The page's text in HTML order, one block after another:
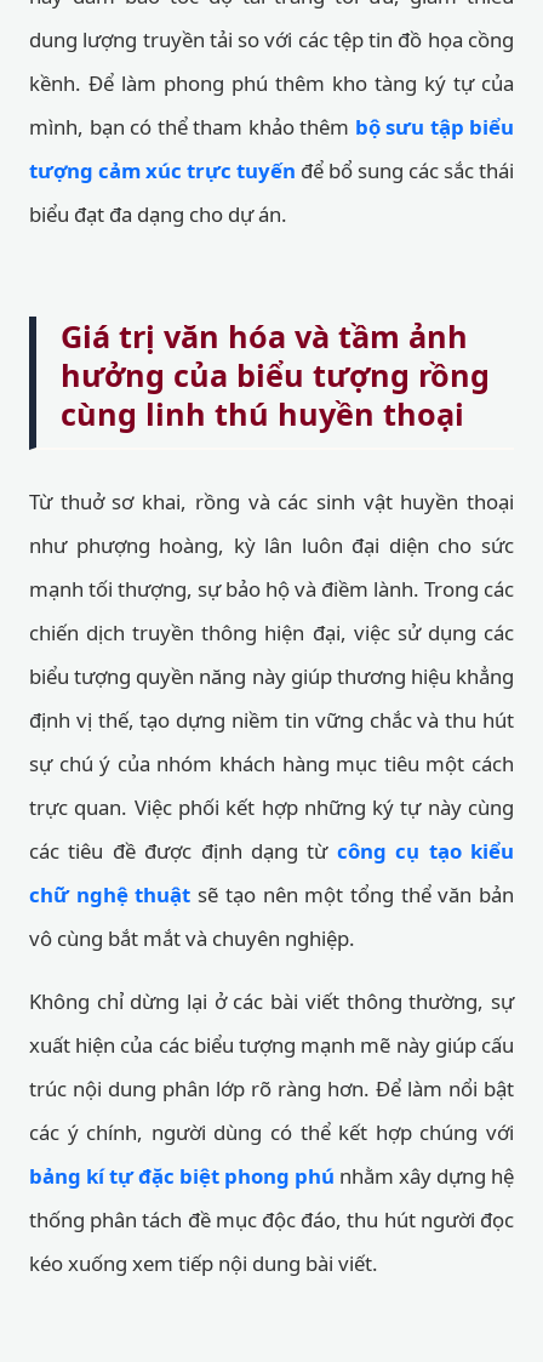
dung lượng truyền tải so với các tệp tin đồ họa cồng
kềnh. Để làm phong phú thêm kho tàng ký tự của
mình, bạn có thể tham khảo thêm bộ sưu tập biểu
tượng cảm xúc trực tuyến để bổ sung các sắc thái
biểu đạt đa dạng cho dự án.
Giá trị văn hóa và tầm ảnh
hưởng của biểu tượng rồng
cùng linh thú huyền thoại
Từ thuở sơ khai, rồng và các sinh vật huyền thoại
như phượng hoàng, kỳ lân luôn đại diện cho sức
mạnh tối thượng, sự bảo hộ và điềm lành. Trong các
chiến dịch truyền thông hiện đại, việc sử dụng các
biểu tượng quyền năng này giúp thương hiệu khẳng
định vị thế, tạo dựng niềm tin vững chắc và thu hút
sự chú ý của nhóm khách hàng mục tiêu một cách
trực quan. Việc phối kết hợp những ký tự này cùng
các tiêu đề được định dạng từ công cụ tạo kiểu
chữ nghệ thuật sẽ tạo nên một tổng thể văn bản
vô cùng bắt mắt và chuyên nghiệp.
Không chỉ dừng lại ở các bài viết thông thường, sự
xuất hiện của các biểu tượng mạnh mẽ này giúp cấu
trúc nội dung phân lớp rõ ràng hơn. Để làm nổi bật
các ý chính, người dùng có thể kết hợp chúng với
bảng kí tự đặc biệt phong phú nhằm xây dựng hệ
thống phân tách đề mục độc đáo, thu hút người đọc
kéo xuống xem tiếp nội dung bài viết.